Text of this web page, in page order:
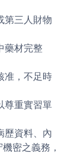
第三人財物
藥材完整
准，不足時
尊重實習單
歷資料、內
密之義務，